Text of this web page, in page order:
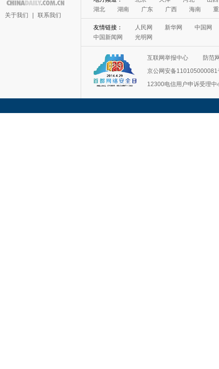
关于我们 联系我们
互联网举报中心
防范
京公网安备110105000081
12300电信用户申诉受理中